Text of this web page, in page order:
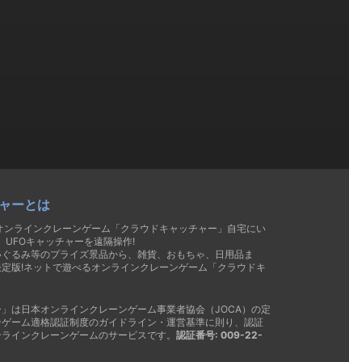
ーとは
ラインクレーンゲーム「クラウドキャッチャー」自宅にい
UFOキャッチャーを遠隔操作!
るみ等のプライズ景品から、雑貨、おもちゃ、日用品ま
版!ネットで遊べるオンラインクレーンゲーム「クラウドキ
」は日本オンラインクレーンゲーム事業者協会（JOCA）の定
ーム適格認証制度のガイドライン・運営基準に則り、認証
インクレーンゲームのサービスです。 認証番号: 009-22-